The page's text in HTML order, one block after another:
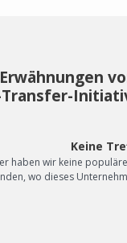
Keine
haben wir keine
wo dieses